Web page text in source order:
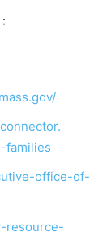
gov/
families
office-of-
resource-